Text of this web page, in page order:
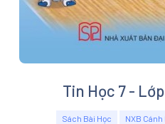
Tin Học 7 -
Sách Bài Học NXB Cánh